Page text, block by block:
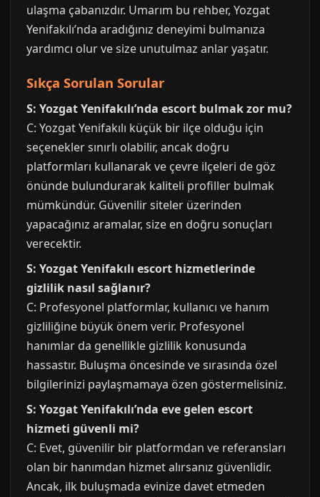
ulaşma çabanızdır. Umarım bu rehber, Yozgat
Yenifakılı’nda aradığınız deneyimi bulmanıza
yardımcı olur ve size unutulmaz anlar yaşatır.
Sıkça Sorulan Sorular
S: Yozgat Yenifakılı’nda escort bulmak zor mu?
C: Yozgat Yenifakılı küçük bir ilçe olduğu için
seçenekler sınırlı olabilir, ancak doğru
platformları kullanarak ve çevre ilçeleri de göz
önünde bulundurarak kaliteli profiller bulmak
mümkündür. Güvenilir siteler üzerinden
yapacağınız aramalar, size en doğru sonuçları
verecektir.
S: Yozgat Yenifakılı escort hizmetlerinde
gizlilik nasıl sağlanır?
C: Profesyonel platformlar, kullanıcı ve hanım
gizliliğine büyük önem verir. Profesyonel
hanımlar da genellikle gizlilik konusunda
hassastır. Buluşma öncesinde ve sırasında özel
bilgilerinizi paylaşmamaya özen göstermelisiniz.
S: Yozgat Yenifakılı’nda eve gelen escort
hizmeti güvenli mi?
C: Evet, güvenilir bir platformdan ve referansları
olan bir hanımdan hizmet alırsanız güvenlidir.
Ancak, ilk buluşmada evinize davet etmeden